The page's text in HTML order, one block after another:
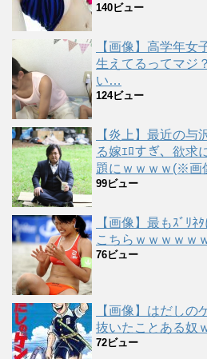
140ビュー
【画像】高学年女
生えてるってマジ
い…
124ビュー
【炎上】最近の与
る嫁ｴﾛすぎ、欲求
題にｗｗｗｗ(※画
99ビュー
【画像】最もｽﾞﾘ
こちらｗｗｗｗｗ
76ビュー
【画像】はだしの
抜いたことある奴
72ビュー